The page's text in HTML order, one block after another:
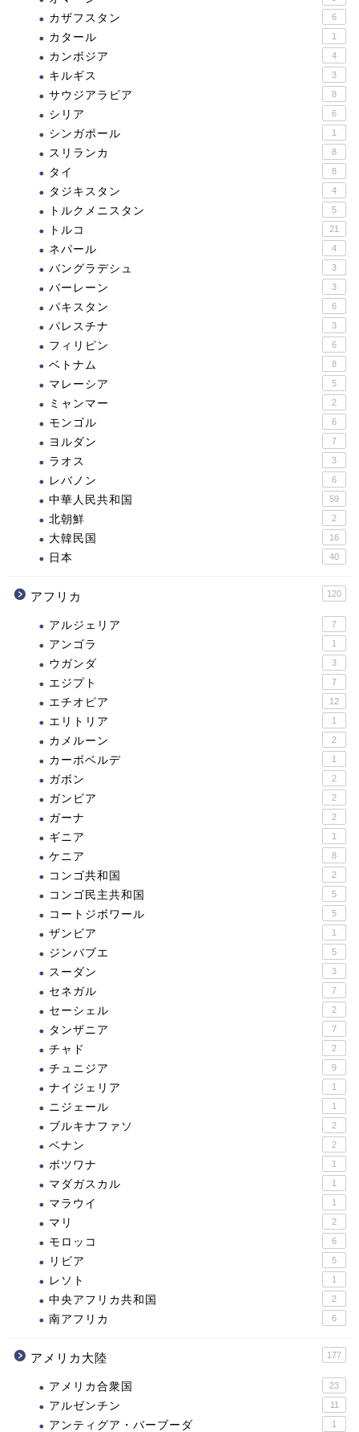
カザフスタン 6
カタール 1
カンボジア 4
キルギス 3
サウジアラビア 8
シリア 6
シンガポール 1
スリランカ 8
タイ 8
タジキスタン 4
トルクメニスタン 5
トルコ 21
ネパール 4
バングラデシュ 3
バーレーン 3
パキスタン 6
パレスチナ 3
フィリピン 6
ベトナム 8
マレーシア 5
ミャンマー 2
モンゴル 6
ヨルダン 7
ラオス 3
レバノン 6
中華人民共和国 59
北朝鮮 2
大韓民国 16
日本 40
アフリカ 120
アルジェリア 7
アンゴラ 1
ウガンダ 3
エジプト 7
エチオピア 12
エリトリア 1
カメルーン 2
カーボベルデ 1
ガボン 2
ガンビア 2
ガーナ 2
ギニア 1
ケニア 8
コンゴ共和国 2
コンゴ民主共和国 5
コートジボワール 5
ザンビア 1
ジンバブエ 5
スーダン 3
セネガル 7
セーシェル 2
タンザニア 7
チャド 2
チュニジア 9
ナイジェリア 1
ニジェール 1
ブルキナファソ 2
ベナン 2
ボツワナ 1
マダガスカル 1
マラウイ 1
マリ 2
モロッコ 6
リビア 5
レソト 1
中央アフリカ共和国 2
南アフリカ 6
アメリカ大陸 177
アメリカ合衆国 23
アルゼンチン 11
アンティグア・バーブーダ 1